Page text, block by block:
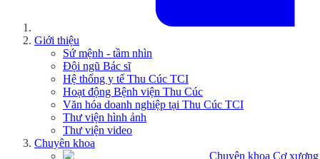
Giới thiệu
Sứ mệnh - tầm nhìn
Đội ngũ Bác sĩ
Hệ thống y tế Thu Cúc TCI
Hoạt động Bệnh viện Thu Cúc
Văn hóa doanh nghiệp tại Thu Cúc TCI
Thư viện hình ảnh
Thư viện video
Chuyên khoa
Chuyên khoa Cơ